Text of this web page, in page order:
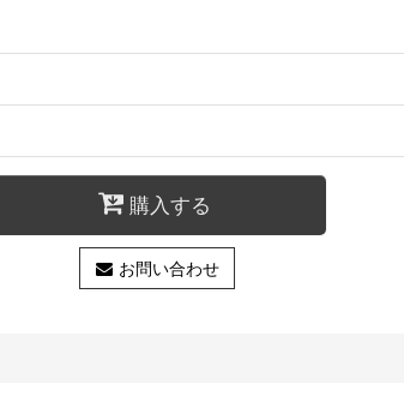
購入する
お問い合わせ